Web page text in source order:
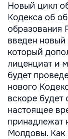
Новый цикл
Кодекса об
образования
введен новый
который
лиценциат и
будет
нового
вскоре будет
настоящее
принадлежат
Молдовы.